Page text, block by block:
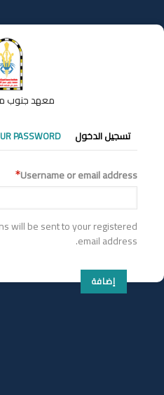
إلى
المحتوى
معهد جنوب
التبويبات
الأساسية
تسجيل الدخول PASSWORD
Username or email address
will be sent to your registered
email address.